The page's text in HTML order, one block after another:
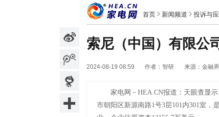
首页 新闻频道 投诉与
索尼（中国）有限公
2024-08-19 08:59 作者： 智研 来源： 金融界
家电网－HEA.CN报道： 天眼查显
市朝阳区新源南路1号3层101内301室，